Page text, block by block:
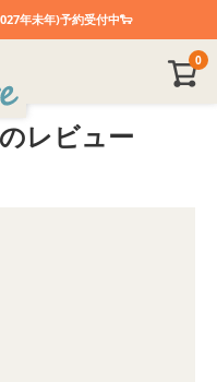
年未年)予約受付中🐑
0
レビュー